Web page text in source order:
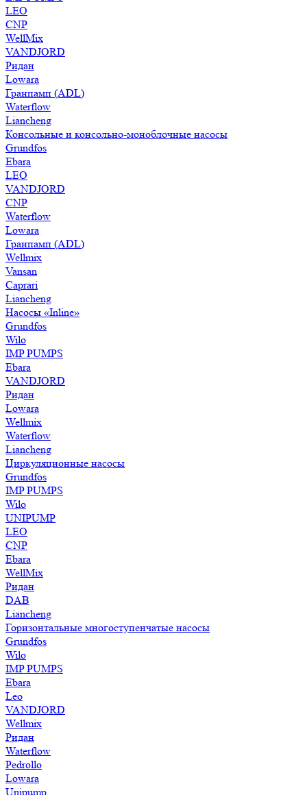
LEO
CNP
WellMix
VANDJORD
Ридан
Lowara
Гранпамп (ADL)
Waterflow
Liancheng
Консольные и консольно-моноблочные насосы
Grundfos
Ebara
LEO
VANDJORD
CNP
Waterflow
Lowara
Гранпамп (ADL)
Wellmix
Vansan
Caprari
Liancheng
Насосы «Inline»
Grundfos
Wilo
IMP PUMPS
Ebara
VANDJORD
Ридан
Lowara
Wellmix
Waterflow
Liancheng
Циркуляционные насосы
Grundfos
IMP PUMPS
Wilo
UNIPUMP
LEO
CNP
Ebara
WellMix
Ридан
DAB
Liancheng
Горизонтальные многоступенчатые насосы
Grundfos
Wilo
IMP PUMPS
Ebara
Leo
VANDJORD
Wellmix
Ридан
Waterflow
Pedrollo
Lowara
Unipump